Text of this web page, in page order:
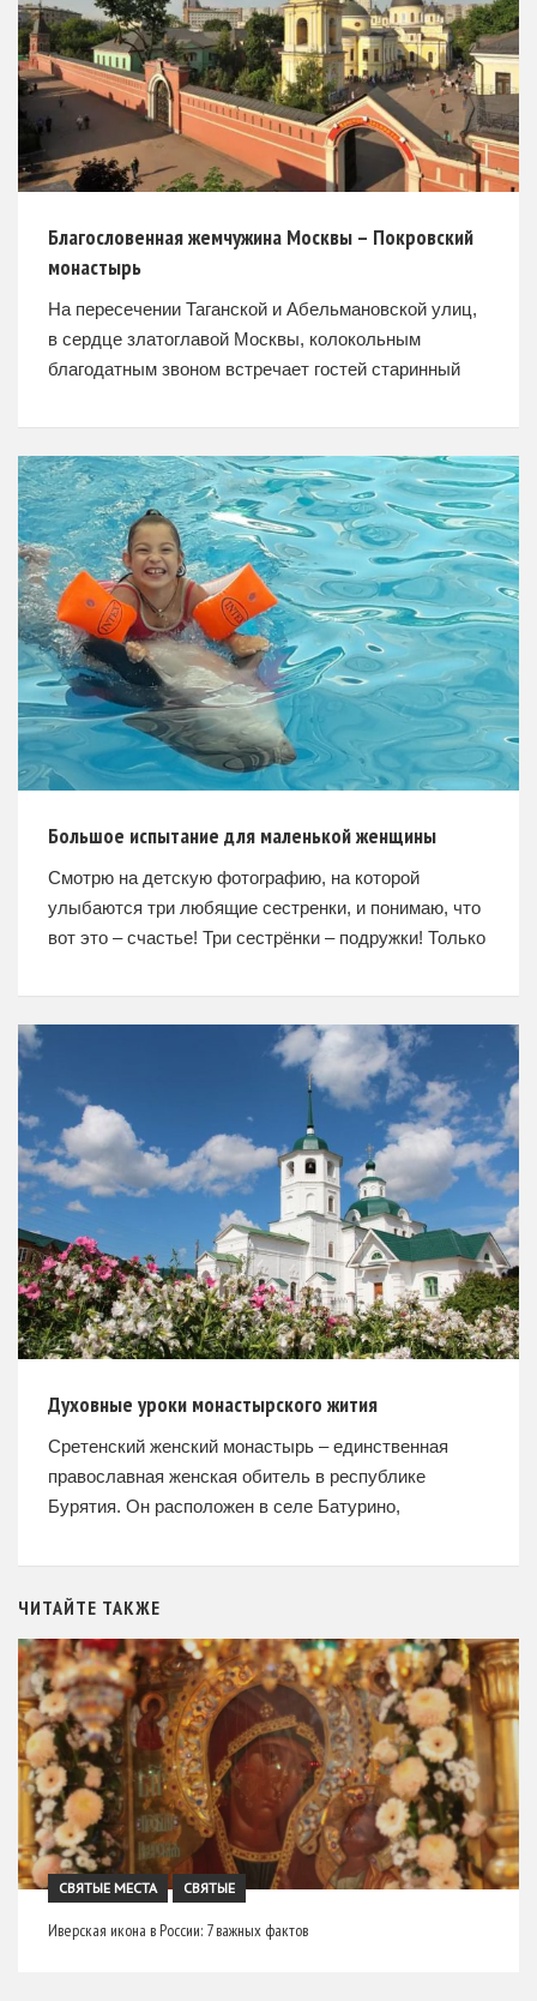
Благословенная жемчужина Москвы – Покровский
монастырь
На пересечении Таганской и Абельмановской улиц,
в сердце златоглавой Москвы, колокольным
благодатным звоном встречает гостей старинный
Несмотря на столичность и массовую застройку, на
территории монастыря всегда
Большое испытание для маленькой женщины
Смотрю на детскую фотографию, на которой
улыбаются три любящие сестренки, и понимаю, что
вот это – счастье! Три сестрёнки – подружки! Только
свалилось на
Духовные уроки монастырского жития
Сретенский женский монастырь – единственная
православная женская обитель в республике
Бурятия. Он расположен в селе Батурино,
среди живописных сопок в 50 км от Байкала.
ЧИТАЙТЕ ТАКЖЕ
СВЯТЫЕ МЕСТА СВЯТЫЕ
Иверская икона в России: 7 важных фактов